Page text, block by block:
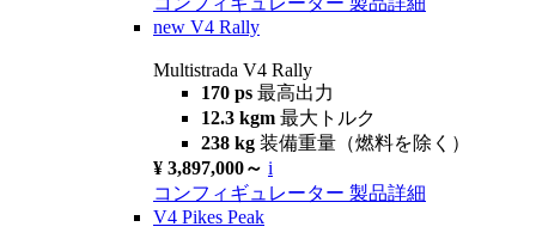
new V4 Rally
Multistrada V4 Rally
170 ps 最高出力
12.3 kgm 最大トルク
238 kg 装備重量（燃料を除く）
¥ 3,897,000～ i
コンフィギュレーター 製品詳細
V4 Pikes Peak